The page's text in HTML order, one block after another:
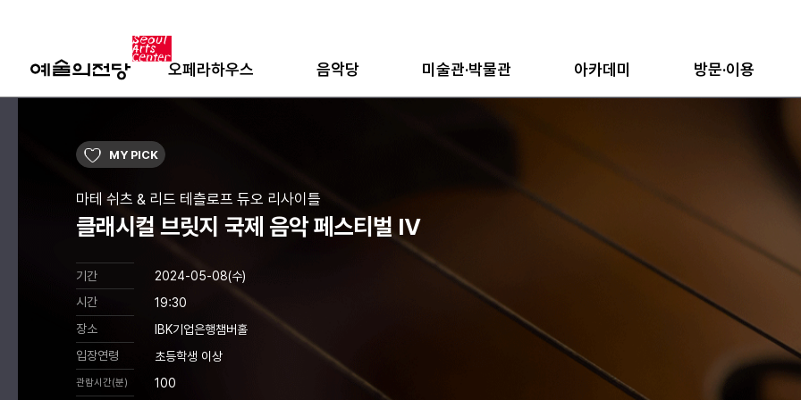
오페라하우스 음악당 미술관·박물관 아카데미 방문·이용
MY PICK
마테 쉬츠 & 리드 테츨로프 듀오 리사이틀
클래시컬 브릿지 국제 음악 페스티벌 Ⅳ
기간
2024-05-08(수)
시간
19:30
장소
IBK기업은행챔버홀
입장연령
초등학생 이상
관람시간(분) 100